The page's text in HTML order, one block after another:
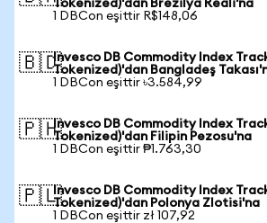
Tokenized)'dan Brezilya Reali'na
1 DBCon eşittir R$148,06
🇧🇩Invesco DB Commodity Index
Tokenized)'dan Bangladeş
1 DBCon eşittir ৳3.584,99
🇵🇭Invesco DB Commodity Index
Tokenized)'dan Filipin Pezosu'na
1 DBCon eşittir ₱1.763,30
🇵🇱Invesco DB Commodity Index
Tokenized)'dan Polonya Zlotisi'na
1 DBCon eşittir zł 107,92